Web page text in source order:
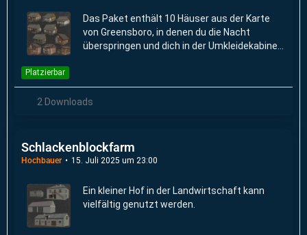
Das Paket enthält 10 Häuser aus der Karte
von Greensboro, in denen du die Nacht
überspringen und dich in der Umkleidekabine
Platzierbar
2 Downloads
Schlackenblockfarm
Hochbauer 15. Juli 2025 um 23:00
Ein kleiner Hof in der Landwirtschaft kann
vielfältig genutzt werden.